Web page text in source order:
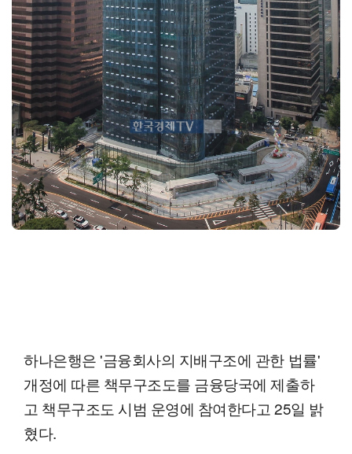
하나은행은 '금융회사의 지배구조에 관한 법률'
개정에 따른 책무구조도를 금융당국에 제출하
고 책무구조도 시범 운영에 참여한다고 25일 밝
혔다.